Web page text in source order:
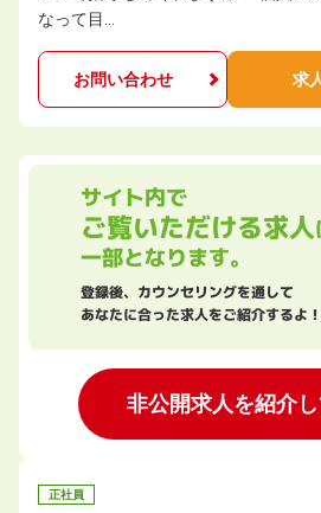
なって目…
お問い合わせ 求
サイト内で
ご覧いただける求人
一部となります。
登録後、カウンセリングを通して
あなたに合った求人をご紹介するよ！
非公開求人を紹介
正社員